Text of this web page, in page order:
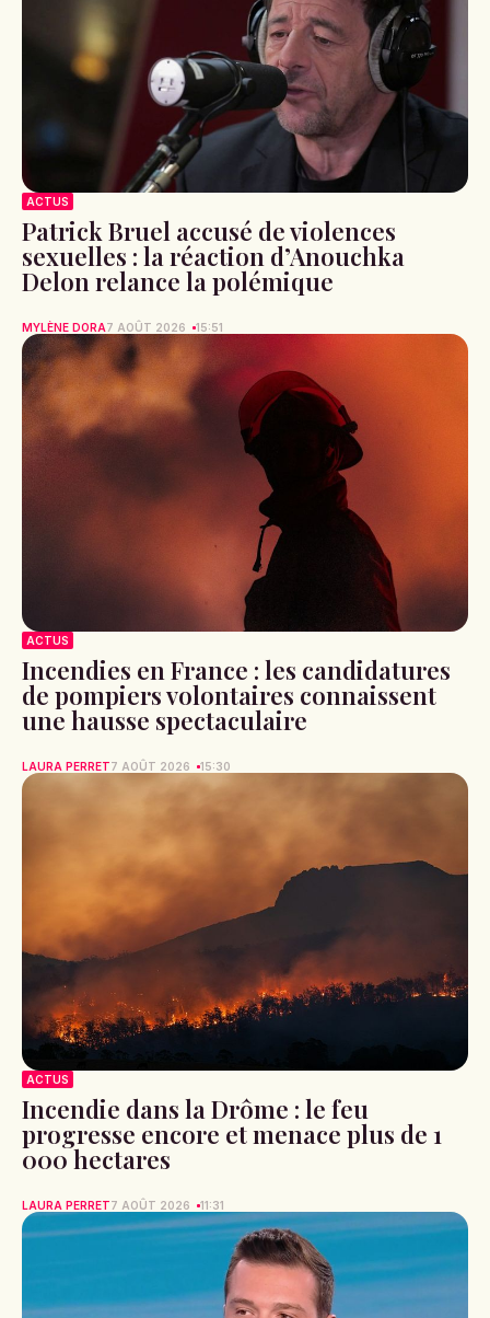
ACTUS
Patrick Bruel accusé de violences
sexuelles : la réaction d’Anouchka
Delon relance la polémique
MYLÈNE DORA7 AOÛT 2026 15:51
ACTUS
Incendies en France : les candidatures
de pompiers volontaires connaissent
une hausse spectaculaire
LAURA PERRET7 AOÛT 2026 15:30
ACTUS
Incendie dans la Drôme : le feu
progresse encore et menace plus de 1
000 hectares
LAURA PERRET7 AOÛT 2026 11:31